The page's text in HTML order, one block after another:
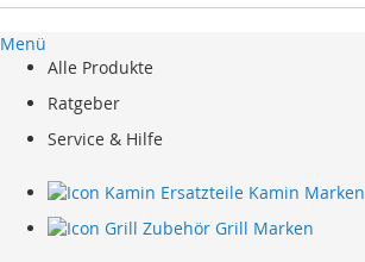
Menü
Alle Produkte
Ratgeber
Service & Hilfe
Ersatzteile Kamin Marken
Zubehör Grill Marken